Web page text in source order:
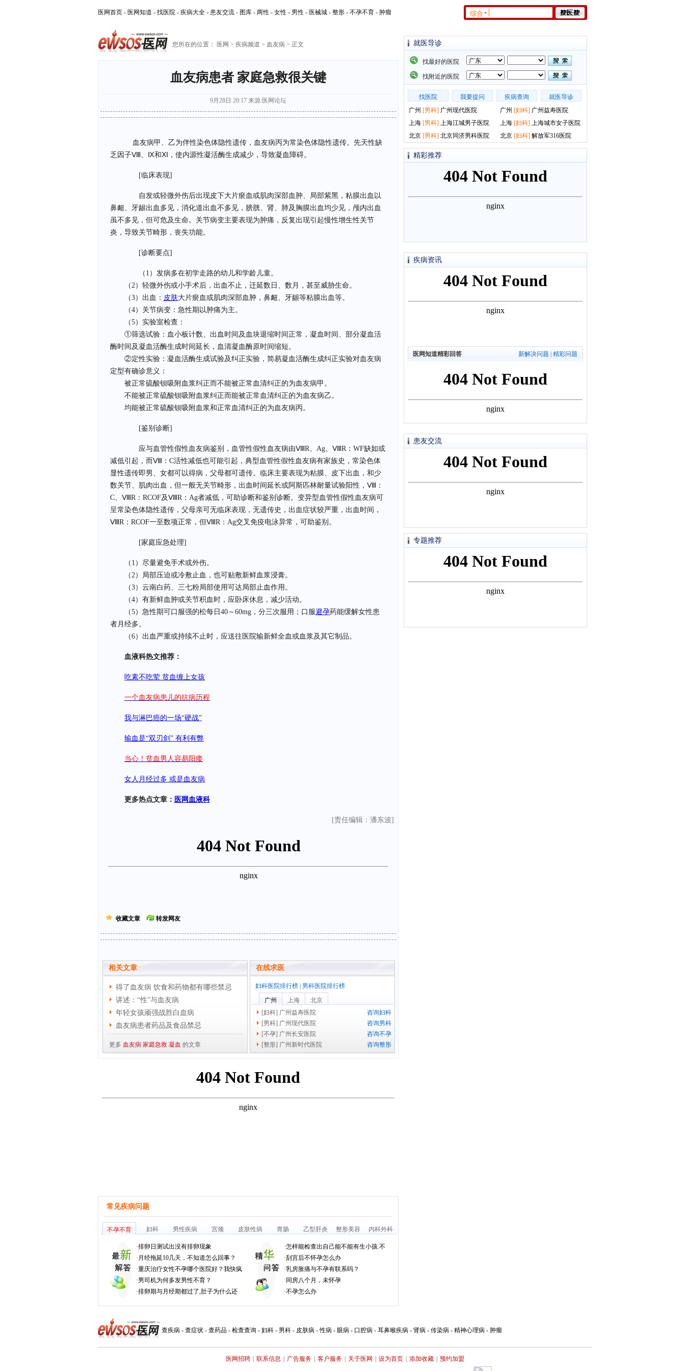
综合
医网首页 - 医网知道 - 找医院 - 疾病大全 - 患友交流 - 图库 - 两性 - 女性 - 男性 - 医械城 - 整形 - 不孕不育 - 肿瘤
您所在的位置： 医网 > 疾病频道 > 血友病 > 正文
血友病患者 家庭急救很关键
9月28日 20:17 来源:医网论坛
血友病甲、乙为伴性染色体隐性遗传，血友病丙为常染色体隐性遗传。先天性缺
乏因子Ⅷ、Ⅸ和Ⅺ，使内源性凝活酶生成减少，导致凝血障碍。
[临床表现]
自发或轻微外伤后出现皮下大片瘀血或肌肉深部血肿、局部紫黑，粘膜出血以
鼻衄、牙龈出血多见，消化道出血不多见，膀胱、肾、肺及胸膜出血均少见，颅内出血
虽不多见，但可危及生命。关节病变主要表现为肿痛，反复出现引起慢性增生性关节
炎，导致关节畸形，丧失功能。
[诊断要点]
（1）发病多在初学走路的幼儿和学龄儿童。
（2）轻微外伤或小手术后，出血不止，迁延数日、数月，甚至威胁生命。
（3）出血： 皮肤大片瘀血或肌肉深部血肿，鼻衄、牙龈等粘膜出血等。
（4）关节病变：急性期以肿痛为主。
（5）实验室检查：
①筛选试验：血小板计数、出血时间及血块退缩时间正常，凝血时间、部分凝血活
酶时间及凝血活酶生成时间延长，血清凝血酶原时间缩短。
②定性实验：凝血活酶生成试验及纠正实验，简易凝血活酶生成纠正实验对血友病
定型有确诊意义：
被正常硫酸钡吸附血浆纠正而不能被正常血清纠正的为血友病甲。
不能被正常硫酸钡吸附血浆纠正而能被正常血清纠正的为血友病乙。
均能被正常硫酸钡吸附血浆和正常血清纠正的为血友病丙。
[鉴别诊断]
应与血管性假性血友病鉴别，血管性假性血友病由ⅧR、Ag、ⅧR：WF缺如或
减低引起，而Ⅷ：C活性减低也可能引起，典型血管性假性血友病有家族史，常染色体
显性遗传即男、女都可以得病，父母都可遗传。临床主要表现为粘膜、皮下出血，和少
数关节、肌肉出血，但一般无关节畸形，出血时间延长或阿斯匹林耐量试验阳性，Ⅷ：
C、ⅧR：RCOF及ⅧR：Ag者减低，可助诊断和鉴别诊断。变异型血管性假性血友病可
呈常染色体隐性遗传，父母亲可无临床表现，无遗传史，出血症状较严重，出血时间，
ⅧR：RCOF一至数项正常，但ⅧR：Ag交叉免疫电泳异常，可助鉴别。
[家庭应急处理]
（1）尽量避免手术或外伤。
（2）局部压迫或冷敷止血，也可贴敷新鲜血浆浸膏。
（3）云南白药、三七粉局部使用可达局部止血作用。
（4）有新鲜血肿或关节积血时，应卧床休息，减少活动。
（5）急性期可口服强的松每日40～60mg，分三次服用；口服避孕药能缓解女性患
者月经多。
（6）出血严重或持续不止时，应送往医院输新鲜全血或血浆及其它制品。
血液科热文推荐：
吃素不吃荤 贫血缠上女孩
一个血友病患儿的抗病历程
我与淋巴癌的一场“硬战”
输血是“双刃剑” 有利有弊
当心！贫血男人容易阳痿
女人月经过多 或是血友病
更多热点文章： 医网血液科
[责任编辑：潘东波]
收藏文章 转发网友
相关文章
得了血友病 饮食和药物都有哪些禁忌
讲述：“性”与血友病
年轻女孩顽强战胜白血病
血友病患者药品及食品禁忌
更多 血友病 家庭急救 凝血 的文章
在线求医
妇科医院排行榜
男科医院排行榜
广州
上海
北京
咨询妇科
[妇科] 广州益寿医院
咨询男科
[男科] 广州现代医院
咨询不孕
[不孕] 广州长安医院
咨询整形
[整形] 广州新时代医院
常见疾病问题
不孕不育 妇科 男性疾病 宫颈 皮肤性病 胃肠 乙型肝炎 整形美容 内科外科
·排卵日测试出没有排卵现象
· 月经拖延10几天，不知道怎么回事？
·重庆治疗女性不孕哪个医院好？我快疯
·男司机为何多发男性不育？
·排卵期与月经期都过了,肚子为什么还
·怎样能检查出自己能不能有生小孩.不
·刮宫后不怀孕怎么办
·乳房胀痛与不孕有联系吗？
· 同房八个月，未怀孕
·不孕怎么办
就医导诊
找最好的医院
找附近的医院
找医院 我要提问 疾病查询
就医导诊
广州 [男科] 广州现代医院 广州 [妇科] 广州益寿医院
上海 [男科] 上海江城男子医院 上海 [妇科] 上海城市女子医院
北京 [男科] 北京同济男科医院 北京 [妇科] 解放军316医院
精彩推荐
疾病资讯
新解决问题 精彩问题
医网知道精彩回答
患友交流
专题推荐
查疾病 - 查症状 - 查药品 - 检查查询 - 妇科 - 男科 - 皮肤病 -性病 - 眼病 - 口腔病 - 耳鼻喉疾病 - 肾病 - 传染病 - 精神心理病 - 肿瘤
医网招聘 联系信息 广告服务 客户服务 关于医网 设为首页 添加收藏 预约加盟